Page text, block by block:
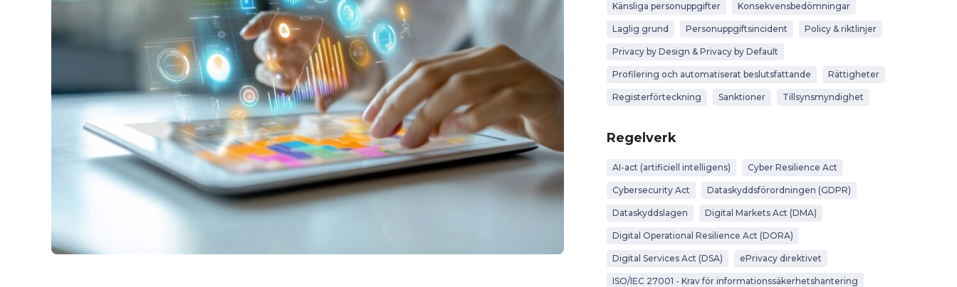
Känsliga personuppgifter Konsekvensbedömningar
Laglig grund Personuppgiftsincident Policy & riktlinjer
Privacy by Design & Privacy by Default
Profilering och automatiserat beslutsfattande Rättigheter
Registerförteckning Sanktioner Tillsynsmyndighet
Regelverk
AI-act (artificiell intelligens) Cyber Resilience Act
Cybersecurity Act Dataskyddsförordningen (GDPR)
Dataskyddslagen Digital Markets Act (DMA)
Digital Operational Resilience Act (DORA)
Digital Services Act (DSA) ePrivacy direktivet
ISO/IEC 27001 - Krav för informationssäkerhetshantering